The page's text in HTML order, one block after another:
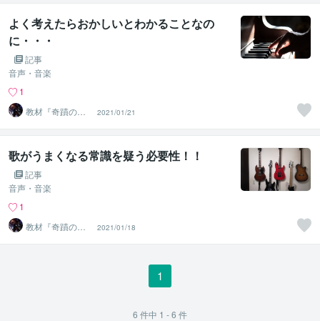
よく考えたらおかしいとわかることなの
に・・・
記事
音声・音楽
1
教材『奇蹟のイ
メージング唱
法』
2021/01/21
歌がうまくなる常識を疑う必要性！！
記事
音声・音楽
1
教材『奇蹟のイ
メージング唱
法』
2021/01/18
1
6 件中 1 - 6 件